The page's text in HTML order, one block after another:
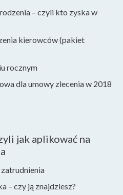
– czyli kto zyska w
kierowców (pakiet
rocznym
dla umowy zlecenia w 2018
jak aplikować na
– czy ją znajdziesz?